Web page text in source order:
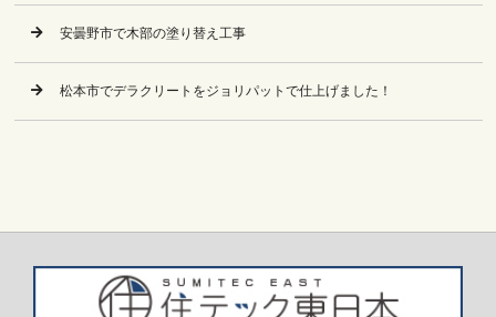
安曇野市で木部の塗り替え工事
松本市でデラクリートをジョリパットで仕上げました！